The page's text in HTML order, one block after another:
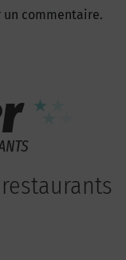
commentaire.